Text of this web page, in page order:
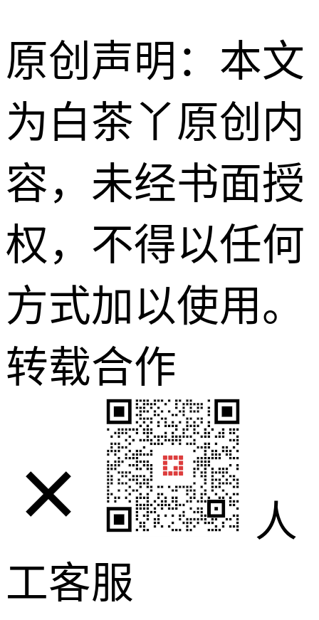
作状态。
原创声明：本文
为白茶丫原创内
容，未经书面授
权，不得以任何
方式加以使用。
转载合作
人
工客服